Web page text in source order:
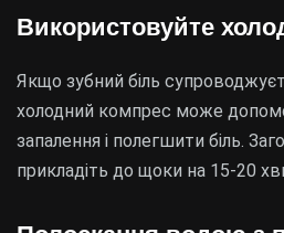
Використовуйте
Якщо зубний біль
холодний компрес може
запалення і полегшити біль.
прикладіть до щоки на 15-20